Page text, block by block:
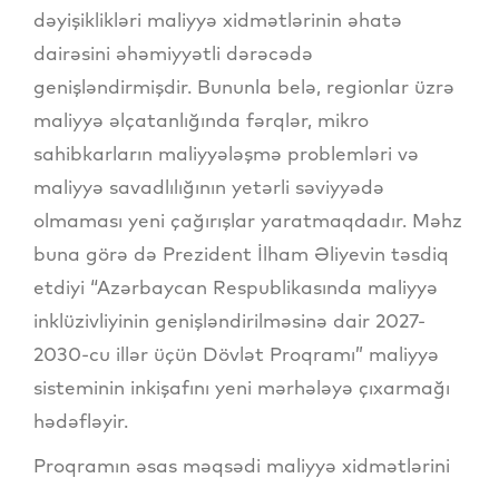
dəyişiklikləri maliyyə xidmətlərinin əhatə
dairəsini əhəmiyyətli dərəcədə
genişləndirmişdir. Bununla belə, regionlar üzrə
maliyyə əlçatanlığında fərqlər, mikro
sahibkarların maliyyələşmə problemləri və
maliyyə savadlılığının yetərli səviyyədə
olmaması yeni çağırışlar yaratmaqdadır. Məhz
buna görə də Prezident İlham Əliyevin təsdiq
etdiyi “Azərbaycan Respublikasında maliyyə
inklüzivliyinin genişləndirilməsinə dair 2027-
2030-cu illər üçün Dövlət Proqramı” maliyyə
sisteminin inkişafını yeni mərhələyə çıxarmağı
hədəfləyir.
Proqramın əsas məqsədi maliyyə xidmətlərini